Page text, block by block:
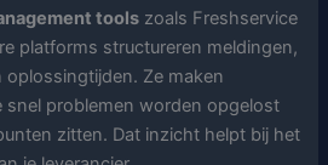
tools zoals Freshservice
platforms structureren meldingen,
oplossingtijden. Ze maken
snel problemen worden opgelost
zitten. Dat inzicht helpt bij het